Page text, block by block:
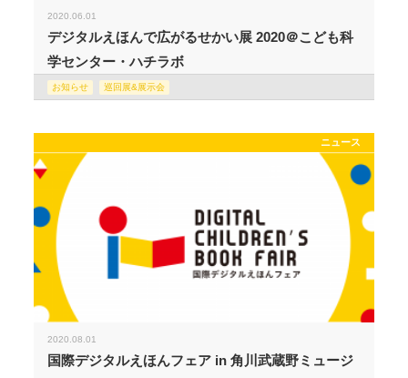
2020.06.01
デジタルえほんで広がるせかい展 2020＠こども科
学センター・ハチラボ
お知らせ 巡回展&展示会
ニュース
2020.08.01
国際デジタルえほんフェア in 角川武蔵野ミュージ